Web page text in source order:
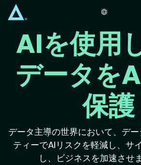
main
content
AIを使用
データを
保護
データ主導の世界において、デ
ティーでAIリスクを軽減し、サ
し、ビジネスを加速させ